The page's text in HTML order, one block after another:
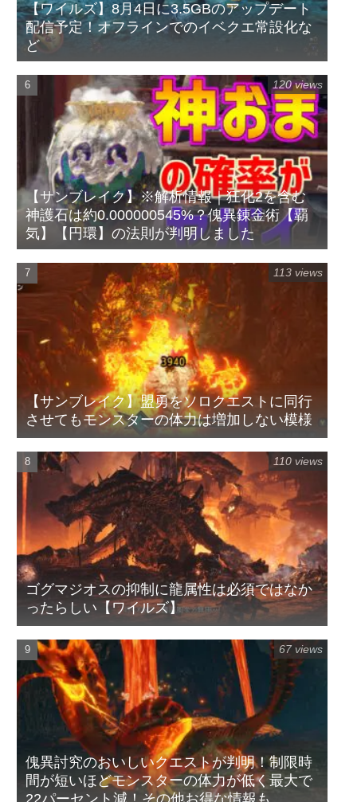
【ワイルズ】8月4日に3.5GBのアップデート
配信予定！オフラインでのイベクエ常設化な
ど
【サンブレイク】※解析情報｜狂化2を含む
神護石は約0.000000545%？傀異錬金術【覇
気】【円環】の法則が判明しました
120 views
【サンブレイク】盟勇をソロクエストに同行
させてもモンスターの体力は増加しない模様
113 views
ゴグマジオスの抑制に龍属性は必須ではなか
ったらしい【ワイルズ】
110 views
傀異討究のおいしいクエストが判明！制限時
間が短いほどモンスターの体力が低く最大で
22パーセント減！その他お得な情報も
67 views